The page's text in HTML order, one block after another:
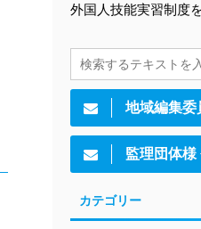
外国人技能実習制度
地域編集委
監理団体様
カテゴリー